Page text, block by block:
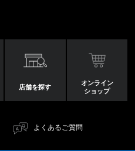
店舗を探す
オンライン
ショップ
よくあるご質問